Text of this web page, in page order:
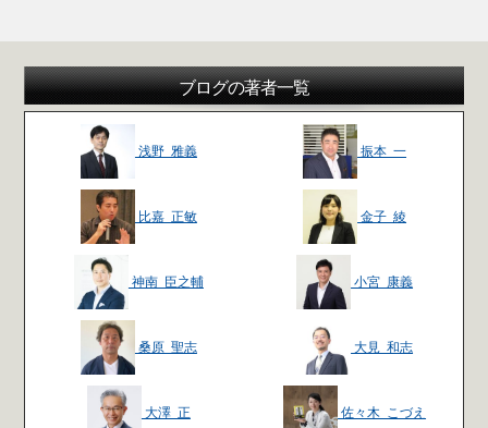
ブログの著者一覧
浅野 雅義 振本 一
比嘉 正敏 金子 綾
神南 臣之輔 小宮 康義
桑原 聖志 大見 和志
大澤 正 佐々木 こづえ